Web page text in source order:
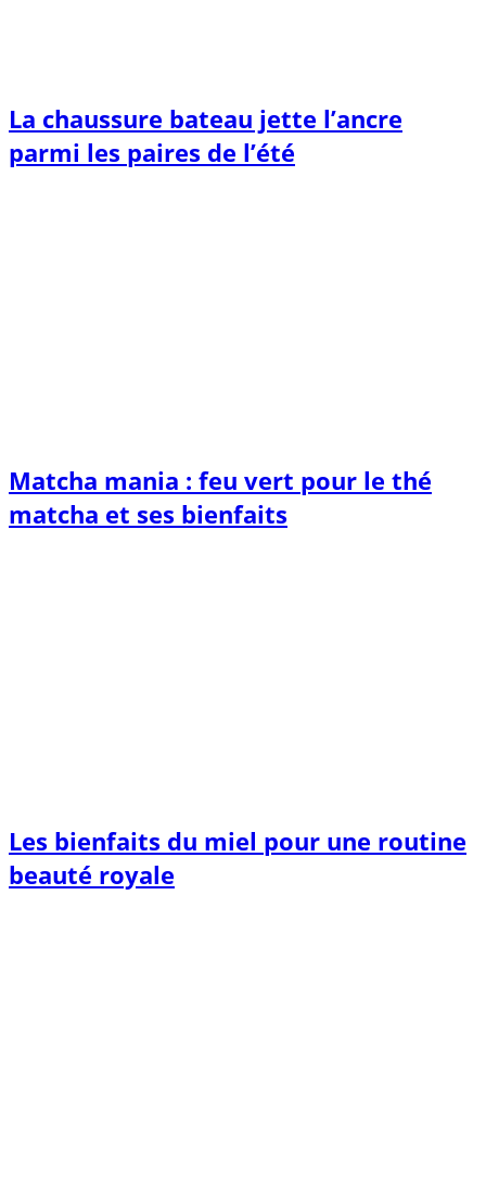
La chaussure bateau jette l’ancre
parmi les paires de l’été
Matcha mania : feu vert pour le thé
matcha et ses bienfaits
Les bienfaits du miel pour une routine
beauté royale